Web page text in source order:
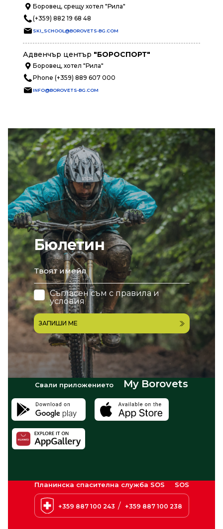
Бюлетин
email
Съгласен съм с правила и
условия
ЗАПИШИ МЕ
Боровец, срещу хотел "Рила"
(+359) 882 19 68 48
SKI_SCHOOL@BOROVETS-BG.COM
Адвенчър център "БОРОСПОРТ"
Боровец, хотел "Рила"
Phone (+359) 889 607 000
INFO@BOROVETS-BG.COM
Свали приложението My Borovets
Планинска спасителна служба SOS SOS
+359 887 100 243 / +359 887 100 238